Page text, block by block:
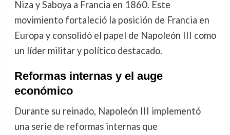
Niza y Saboya a Francia en 1860. Este
movimiento fortaleció la posición de Francia en
Europa y consolidó el papel de Napoleón III como
un líder militar y político destacado.
Reformas internas y el auge
económico
Durante su reinado, Napoleón III implementó
una serie de reformas internas que